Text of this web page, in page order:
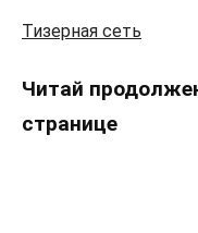
Тизерная сеть
Читай
странице